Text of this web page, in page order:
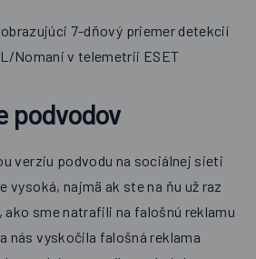
7-dňový priemer detekcií
Nomani v telemetrii ESET
podvodov
verziu podvodu na sociálnej sieti
vysoká, najmä ak ste na ňu už raz
sme natrafili na falošnú reklamu
nás vyskočila falošná reklama